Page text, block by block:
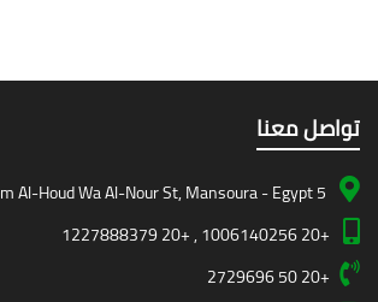
تواصل معنا
+20 1006140256 , +20 1227888379
+20 50 2729696